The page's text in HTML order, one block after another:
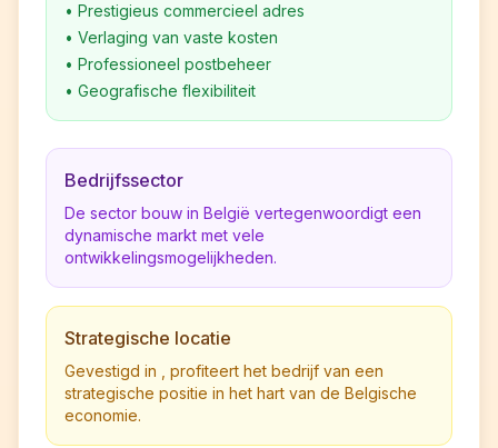
• Prestigieus commercieel adres
• Verlaging van vaste kosten
• Professioneel postbeheer
• Geografische flexibiliteit
Bedrijfssector
De sector bouw in België vertegenwoordigt een
dynamische markt met vele
ontwikkelingsmogelijkheden.
Strategische locatie
Gevestigd in , profiteert het bedrijf van een
strategische positie in het hart van de Belgische
economie.